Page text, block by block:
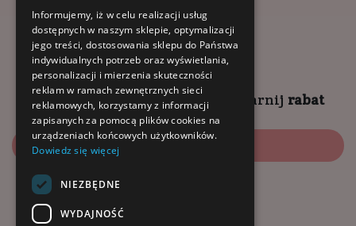
godziny otwarcia:
9:00 - 18:00 (pon-pt)
10:00 - 14:00 (sob)
Zapisz się naNEWSLETTER zgarnij rabat
Zapisz się
Informujemy, iż w celu realizacji usług
dostępnych w naszym sklepie, optymalizacji
jego treści, dostosowania sklepu do Państwa
indywidualnych potrzeb oraz wyświetlania,
personalizacji i mierzenia skuteczności
reklam w ramach zewnętrznych sieci
reklamowych, korzystamy z informacji
zapisanych za pomocą plików cookies na
urządzeniach końcowych użytkowników.
Dowiedz się więcej
NIEZBĘDNE
WYDAJNOŚĆ